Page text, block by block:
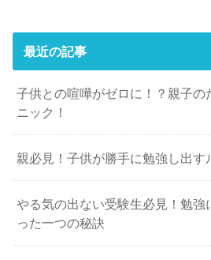
最近の記事
子供との喧嘩がゼロに！？親子の
ニック！
親必見！子供が勝手に勉強し出す
やる気の出ない受験生必見！勉強
った一つの秘訣